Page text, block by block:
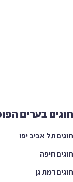
בערים
תל אביב יפו
חיפה
רמת גן